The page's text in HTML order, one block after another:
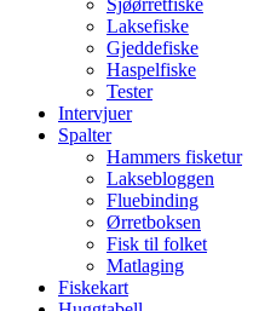
Laksefiske
Gjeddefiske
Haspelfiske
Tester
Intervjuer
Spalter
Hammers fisketur
Laksebloggen
Fluebinding
Ørretboksen
Fisk til folket
Matlaging
Fiskekart